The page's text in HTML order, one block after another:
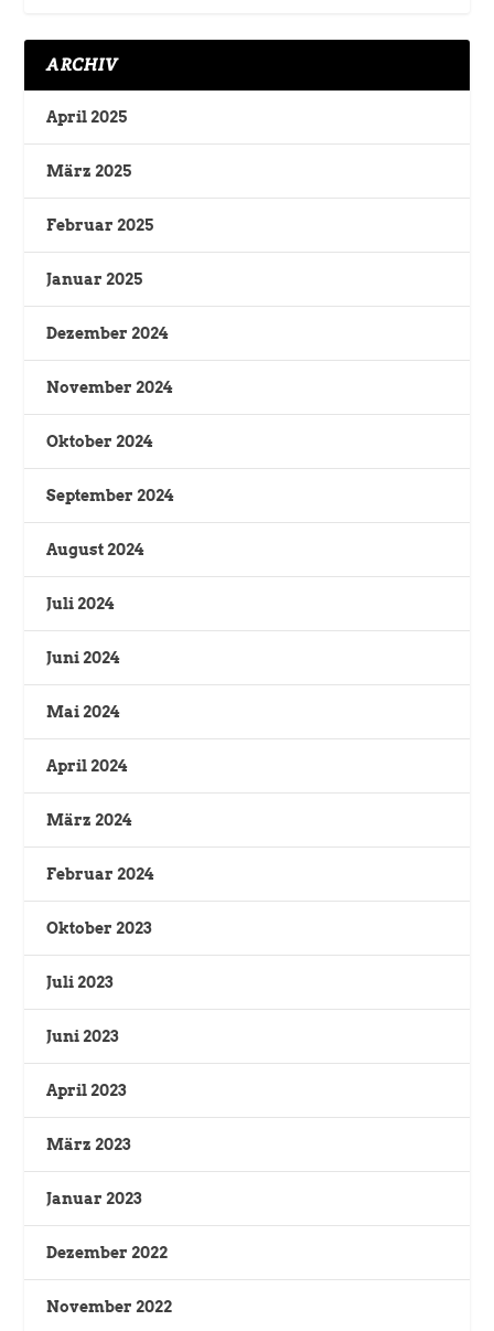
ARCHIV
April 2025
März 2025
Februar 2025
Januar 2025
Dezember 2024
November 2024
Oktober 2024
September 2024
August 2024
Juli 2024
Juni 2024
Mai 2024
April 2024
März 2024
Februar 2024
Oktober 2023
Juli 2023
Juni 2023
April 2023
März 2023
Januar 2023
Dezember 2022
November 2022